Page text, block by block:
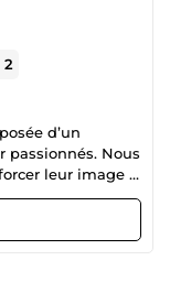
2
d’un
passionnés. Nous
leur image à
Logo,
: nous
et